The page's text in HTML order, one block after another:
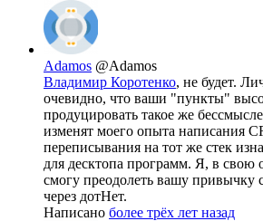
Adamos @Adamos
Владимир Коротенко, не будет.
очевидно, что ваши "пункты"
продуцировать такое же
изменят моего опыта написания
переписывания на тот же стек
для десктопа программ. Я, в свою
смогу преодолеть вашу привычку
через дотНет.
Написано более трёх лет назад